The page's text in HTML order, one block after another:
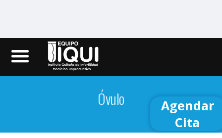
Iqui.ec
Óvulo
Agendar
Cita